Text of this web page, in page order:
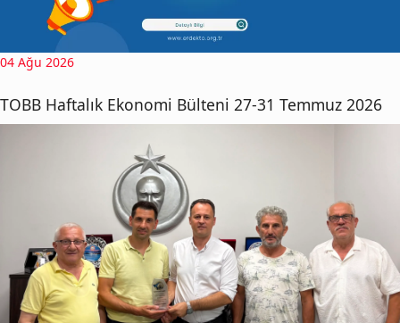
04 Ağu 2026
TOBB Haftalık Ekonomi Bülteni 27-31 Temmuz 2026